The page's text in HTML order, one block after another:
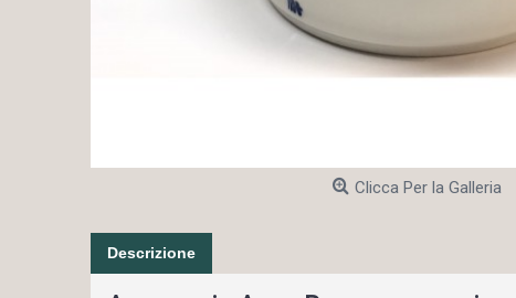
Clicca Per la Galleria
Descrizione